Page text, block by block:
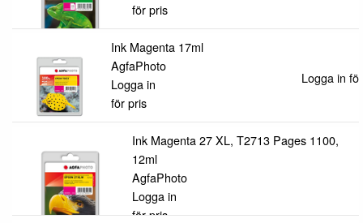
för pris
Ink Magenta 17ml
AgfaPhoto
Logga in
för pris
Logga in
Ink Magenta 27 XL, T2713 Pages 1100,
12ml
AgfaPhoto
Logga in
för pris